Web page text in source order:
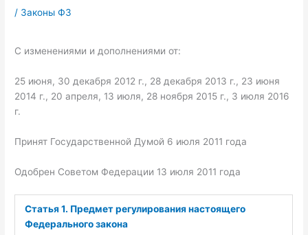
/ Законы ФЗ
С изменениями и дополнениями от:
25 июня, 30 декабря 2012 г., 28 декабря 2013 г., 23 июня
2014 г., 20 апреля, 13 июля, 28 ноября 2015 г., 3 июля 2016
г.
Принят Государственной Думой 6 июля 2011 года
Одобрен Советом Федерации 13 июля 2011 года
Статья 1. Предмет регулирования настоящего
Федерального закона